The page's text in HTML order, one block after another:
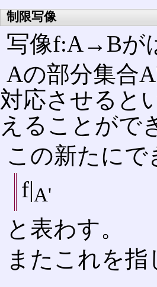
制限写像
写像f:A→Bが
Aの部分集合
対応させると
えることがで
この新たに
f|A'
と表わす。
またこれを指